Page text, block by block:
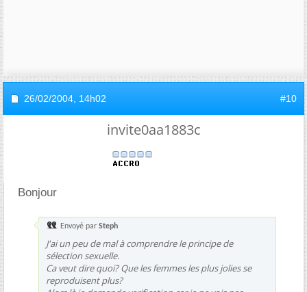
26/02/2004, 14h02 #10
invite0aa1883c
Bonjour
Envoyé par Steph
J'ai un peu de mal à comprendre le principe de
sélection sexuelle.
Ca veut dire quoi? Que les femmes les plus jolies se
reproduisent plus?